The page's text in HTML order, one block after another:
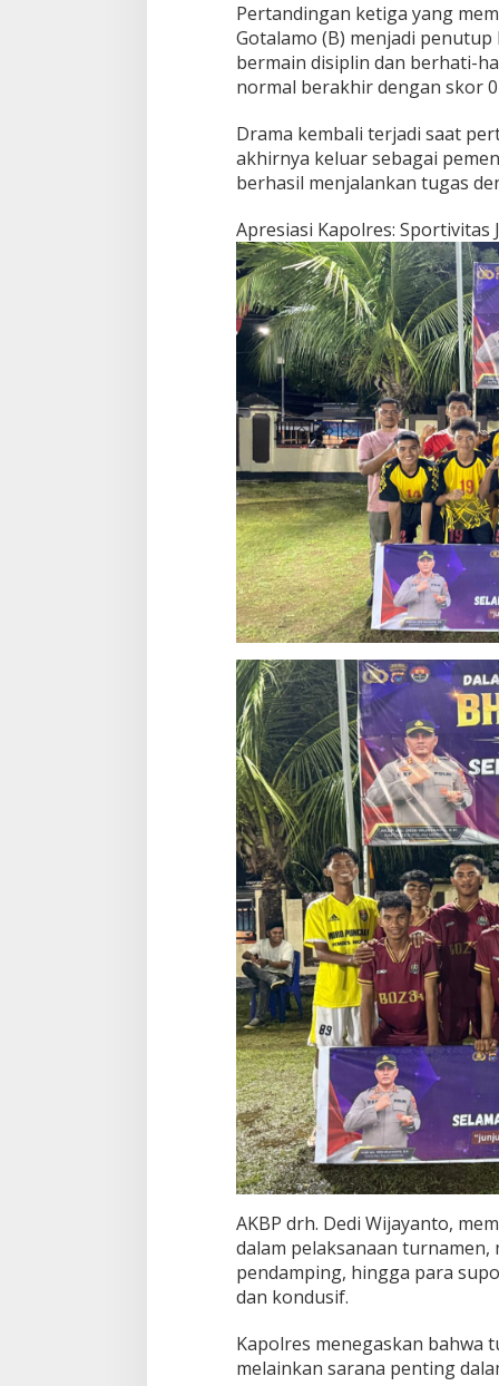
Pertandingan ketiga yang
Gotalamo (B) menjadi
bermain disiplin dan berhati-
normal berakhir dengan skor
Drama kembali terjadi saat
akhirnya keluar sebagai
berhasil menjalankan tugas
Apresiasi Kapolres: Sportivitas
AKBP drh. Dedi Wijayanto,
dalam pelaksanaan
pendamping, hingga para
dan kondusif.
Kapolres menegaskan bahwa
melainkan sarana penting